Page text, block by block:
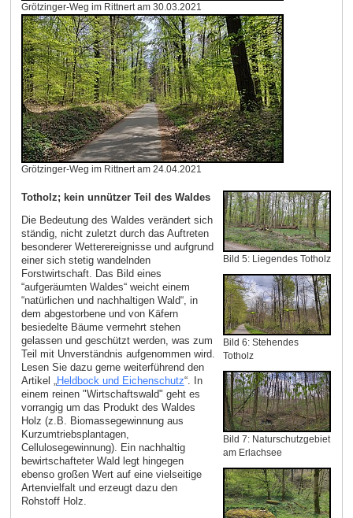
Grötzinger-Weg im Rittnert am 30.03.2021
Grötzinger-Weg im Rittnert am 24.04.2021
Bild 5: Liegendes Totholz
Bild 6: Stehendes
Totholz
Bild 7: Naturschutzgebiet
am Erlachsee
Totholz; kein unnützer Teil des Waldes
Die Bedeutung des Waldes verändert sich
ständig, nicht zuletzt durch das Auftreten
besonderer Wetterereignisse und aufgrund
einer sich stetig wandelnden
Forstwirtschaft. Das Bild eines
“aufgeräumten Waldes“ weicht einem
“natürlichen und nachhaltigen Wald“, in
dem abgestorbene und von Käfern
besiedelte Bäume vermehrt stehen
gelassen und geschützt werden, was zum
Teil mit Unverständnis aufgenommen wird.
Lesen Sie dazu gerne weiterführend den
Artikel „Heldbock und Eichenschutz“. In
einem reinen "Wirtschaftswald" geht es
vorrangig um das Produkt des Waldes
Holz (z.B. Biomassegewinnung aus
Kurzumtriebsplantagen,
Cellulosegewinnung). Ein nachhaltig
bewirtschafteter Wald legt hingegen
ebenso großen Wert auf eine vielseitige
Artenvielfalt und erzeugt dazu den
Rohstoff Holz.